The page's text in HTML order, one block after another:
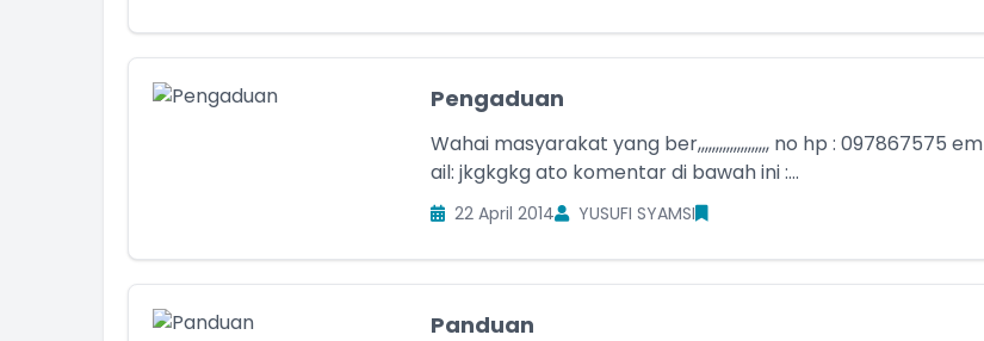
Pengaduan
Wahai masyarakat yang ber,,,,,,,,,,,,,,,,,,,, no hp : 097867575 em
ail: jkgkgkg ato komentar di bawah ini :...
22 April 2014 YUSUFI SYAMSI
Panduan